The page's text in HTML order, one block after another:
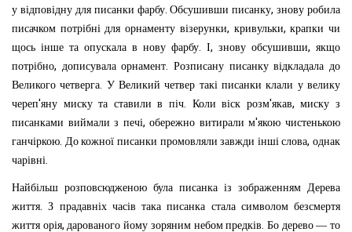
у відповідну для писанки фарбу.Обсушивши писанку,знову робила
писачком потрібні для орнаменту візерунки, кривульки,крапки чи
щось інше та опускала в нову фарбу. І, знову обсушивши, якщо
потрібно, дописувала орнамент.Розписану писанку відкладала до
Великого четверга. У Великий четвер такі писанки клали у велику
череп'яну миску та ставили в піч. Коли віск розм'якав,миску з
писанками виймали з печі,обережно витирали м'якою чистенькою
ганчіркою. До кожної писанки промовляли завжди інші слова, однак
чарівні.
Найбільш розповсюдженою була писанка із зображенням Дерева
життя.З прадавніх часів така писанка стала символом безсмертя
життя орія,дарованого йому зоряним небом предків. Бо дерево — то